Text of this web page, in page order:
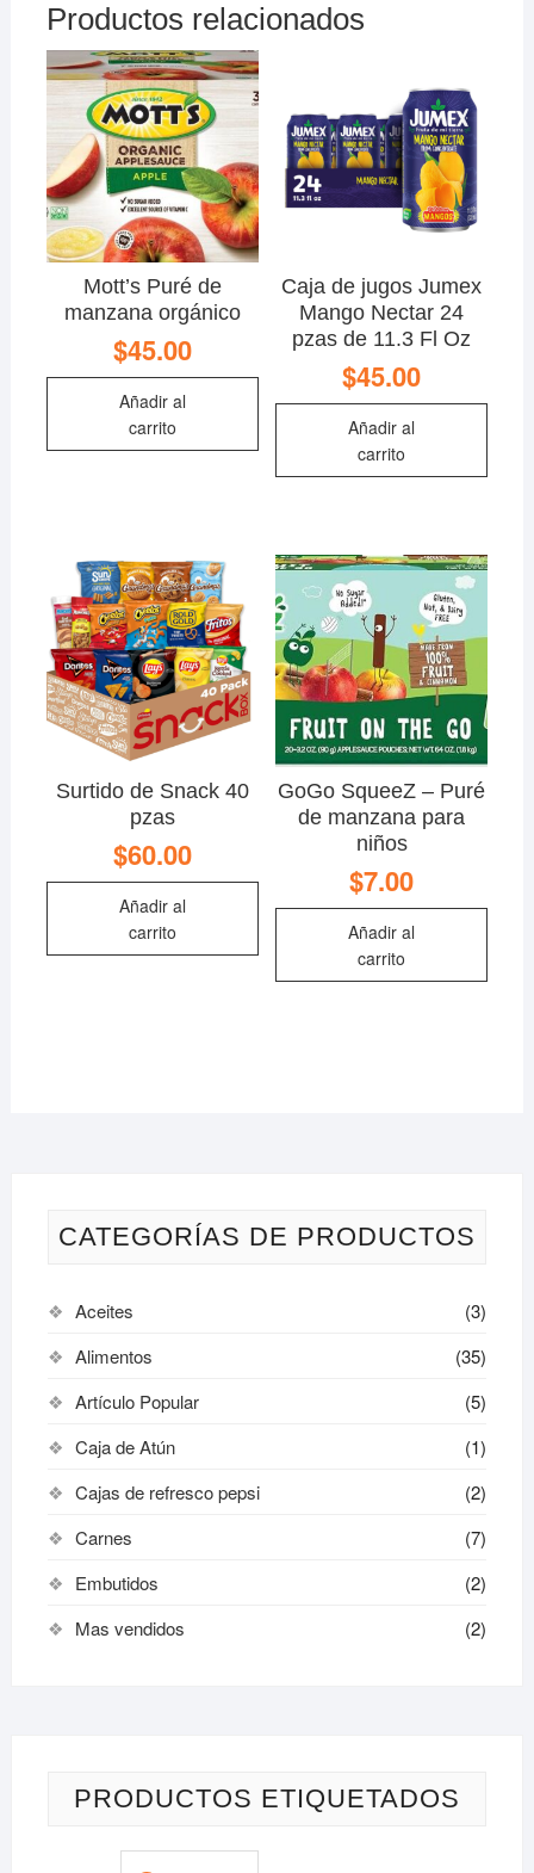
Productos relacionados
Mott’s Puré de
manzana orgánico
$45.00
Añadir al
carrito
Caja de jugos Jumex
Mango Nectar 24
pzas de 11.3 Fl Oz
$45.00
Añadir al
carrito
Surtido de Snack 40
pzas
$60.00
Añadir al
carrito
GoGo SqueeZ – Puré
de manzana para
niños
$7.00
Añadir al
carrito
CATEGORÍAS DE PRODUCTOS
Aceites
(3)
Alimentos
(35)
Artículo Popular
(5)
Caja de Atún
(1)
Cajas de refresco pepsi
(2)
Carnes
(7)
Embutidos
(2)
Mas vendidos
(2)
PRODUCTOS ETIQUETADOS